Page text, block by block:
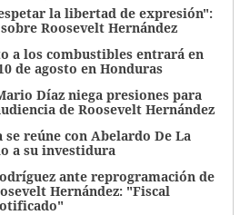
la libertad de expresión":
Roosevelt Hernández
a los combustibles entrará en
de agosto en Honduras
Díaz niega presiones para
de Roosevelt Hernández
reúne con Abelardo De La
a su investidura
ante reprogramación de
Hernández: "Fiscal